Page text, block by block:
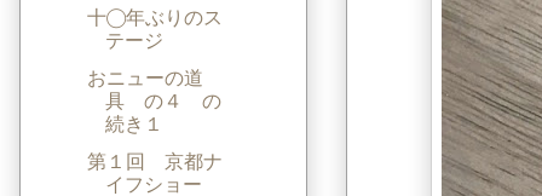
十◯年ぶりのス
テージ
おニューの道
具 の４ の
続き１
第１回 京都ナ
イフショー